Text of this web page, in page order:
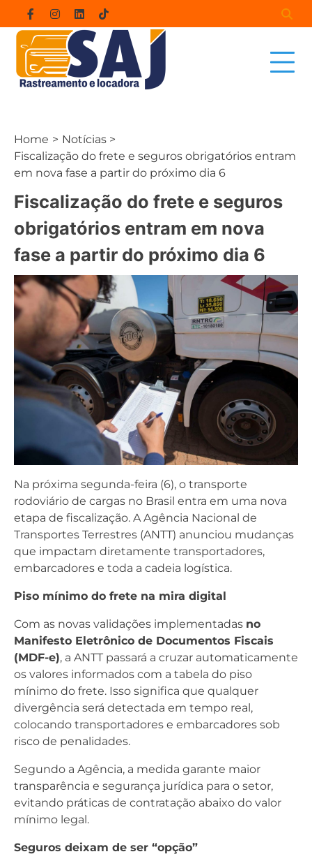
to
content
Facebook
Instagram
Linkedin
Tiktok
Home
Notícias
Fiscalização do frete e seguros obrigatórios entram
em nova fase a partir do próximo dia 6
Fiscalização do frete e seguros
obrigatórios entram em nova
fase a partir do próximo dia 6
Na próxima segunda-feira (6), o transporte
rodoviário de cargas no Brasil entra em uma nova
etapa de fiscalização. A Agência Nacional de
Transportes Terrestres (ANTT) anunciou mudanças
que impactam diretamente transportadores,
embarcadores e toda a cadeia logística.
Piso mínimo do frete na mira digital
Com as novas validações implementadas no
Manifesto Eletrônico de Documentos Fiscais
(MDF-e), a ANTT passará a cruzar automaticamente
os valores informados com a tabela do piso
mínimo do frete. Isso significa que qualquer
divergência será detectada em tempo real,
colocando transportadores e embarcadores sob
risco de penalidades.
Segundo a Agência, a medida garante maior
transparência e segurança jurídica para o setor,
evitando práticas de contratação abaixo do valor
mínimo legal.
Seguros deixam de ser “opção”